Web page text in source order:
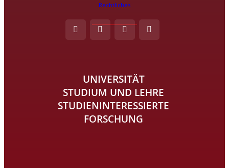
Rechtliches
UNIVERSITÄT
STUDIUM UND LEHRE
STUDIENINTERESSIERTE
FORSCHUNG